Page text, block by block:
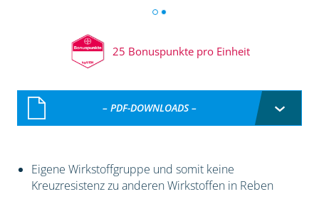
25 Bonuspunkte pro Einheit
– PDF-DOWNLOADS –
Eigene Wirkstoffgruppe und somit keine
Kreuzresistenz zu anderen Wirkstoffen in Reben